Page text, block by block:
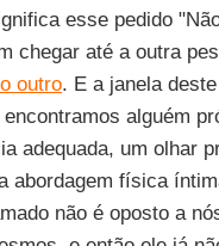
esse pedido
chegar até a outra
outro. E a janela
alguém
adequada, um olhar
abordagem física
não é oposto a